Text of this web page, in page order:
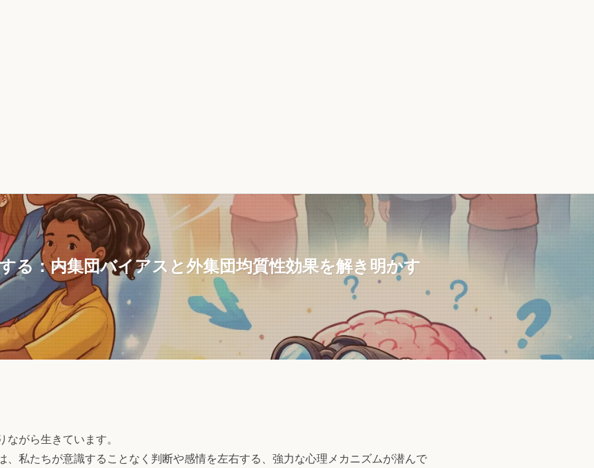
る：内集団バイアスと外集団均質性効果を解き明かす
がら生きています。
、私たちが意識することなく判断や感情を左右する、強力な心理メカニズムが潜んで